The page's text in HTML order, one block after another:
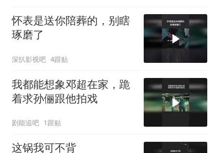
怀表是送你陪葬的，别瞎
琢磨了
深扒影视吧 4跟贴
我都能想象邓超在家，跪
着求孙俪跟他拍戏
剧能追吧 1跟贴
这锅我可不背